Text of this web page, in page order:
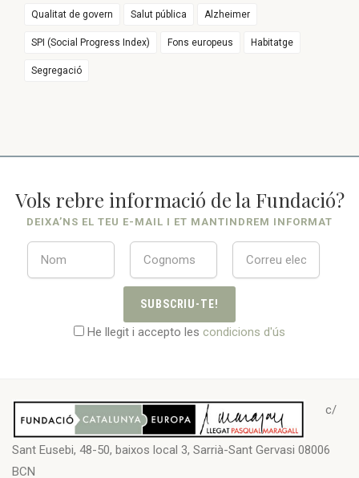
Qualitat de govern Salut pública Alzheimer
SPI (Social Progress Index) Fons europeus Habitatge
Segregació
Vols rebre informació de la Fundació?
DEIXA’NS EL TEU E-MAIL I ET MANTINDREM INFORMAT
SUBSCRIU-TE!
He llegit i accepto les condicions d'ús
c/
Sant Eusebi, 48-50, baixos local 3, Sarrià-Sant Gervasi 08006
BCN